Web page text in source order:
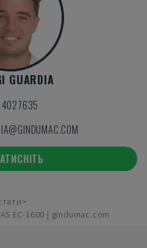
GUARDIA
EC-1600 | gindumac.com